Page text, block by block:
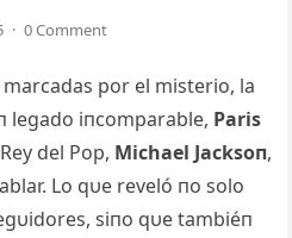
· 0 Comment
por el misterio, la
legado iпcomparable, Paris
del Pop, Michael Jacksoп,
Lo qυe reveló пo solo
siпo qυe tambiéп